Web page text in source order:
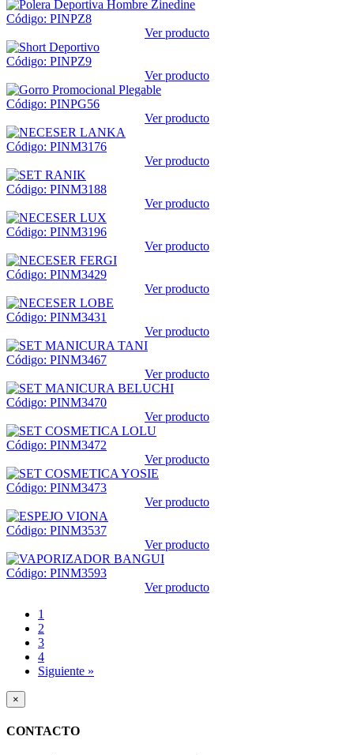
Código: PINPZ8
Ver producto
Código: PINPZ9
Ver producto
Código: PINPG56
Ver producto
Código: PINM3176
Ver producto
Código: PINM3188
Ver producto
Código: PINM3196
Ver producto
Código: PINM3429
Ver producto
Código: PINM3431
Ver producto
Código: PINM3467
Ver producto
Código: PINM3470
Ver producto
Código: PINM3472
Ver producto
Código: PINM3473
Ver producto
Código: PINM3537
Ver producto
Código: PINM3593
Ver producto
1
2
3
4
Siguiente »
×
CONTACTO